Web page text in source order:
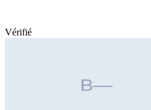
Vérifié